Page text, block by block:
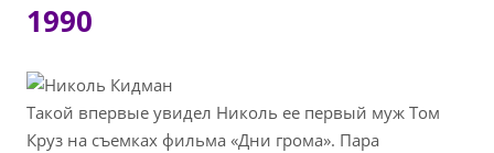
1990
Такой впервые увидел Николь ее первый муж Том
Круз на съемках фильма «Дни грома». Пара